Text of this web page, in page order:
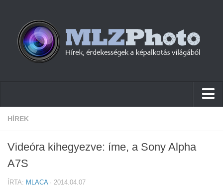
Hírek
Cikkek
HÍREK
Videóra kihegyezve: íme, a Sony Alpha
A7S
ÍRTA: MLACA· 2014.04.07